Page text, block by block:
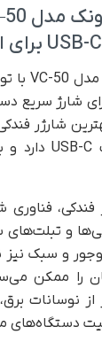
شارژ سریع
شارژر
و تبلت‌های
و سبک
را ممکن
نوسانات